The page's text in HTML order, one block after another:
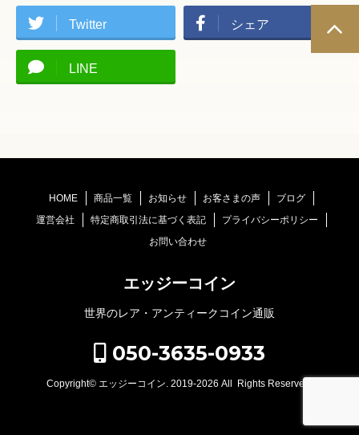
Twitter シェア
LINE
HOME 商品一覧 お知らせ お客さまの声
ブログ
運営会社
特定商取引法に基づく表記
プライバシーポリシー
お問い合わせ
エッジーコイン
世界のレア・アンティークコイン通販
050-3635-0933
Copyright© エッジーコイン. 2019-2026 All Rights Reserved.